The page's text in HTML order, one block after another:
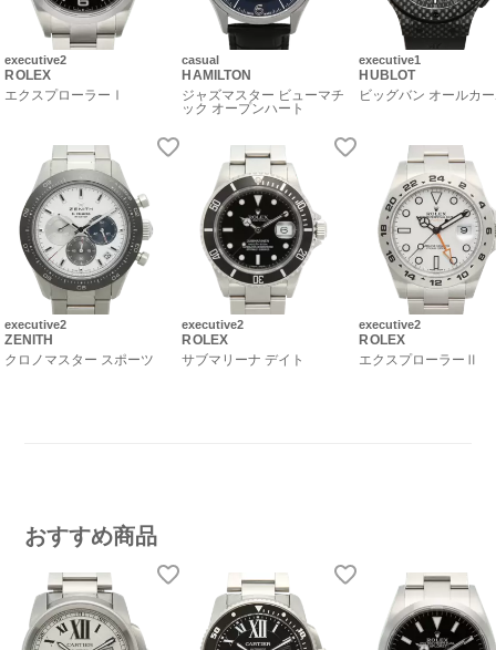
executive2
ROLEX
エクスプローラーⅠ
executive2
ZENITH
クロノマスター スポーツ
casual
HAMILTON
ジャズマスター ビューマチ
ック オープンハート
executive2
ROLEX
サブマリーナ デイト
executive1
HUBLOT
ビッグバン オールカ
executive2
ROLEX
エクスプローラーⅡ
おすすめ商品